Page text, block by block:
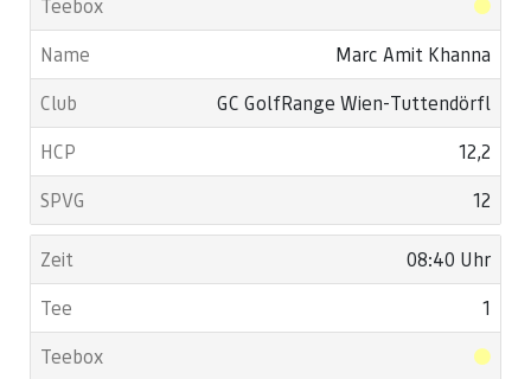
Marc Amit Khanna
GC GolfRange Wien-Tuttendörfl
12,2
12
08:40 Uhr
1